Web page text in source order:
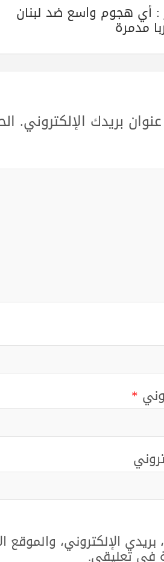
: أي هجوم واسع ضد لبنان
مدمرة
بريدك الإلكتروني.
*
الإلكتروني،
في تعليقي.